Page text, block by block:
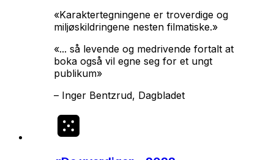
«Karaktertegningene er troverdige og
miljøskildringene nesten filmatiske.»
«... så levende og medrivende fortalt at
boka også vil egne seg for et ungt
publikum»
– Inger Bentzrud, Dagbladet